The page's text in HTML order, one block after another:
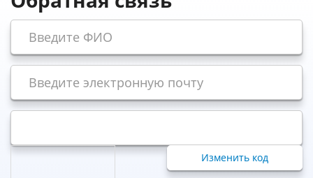
Изменить код